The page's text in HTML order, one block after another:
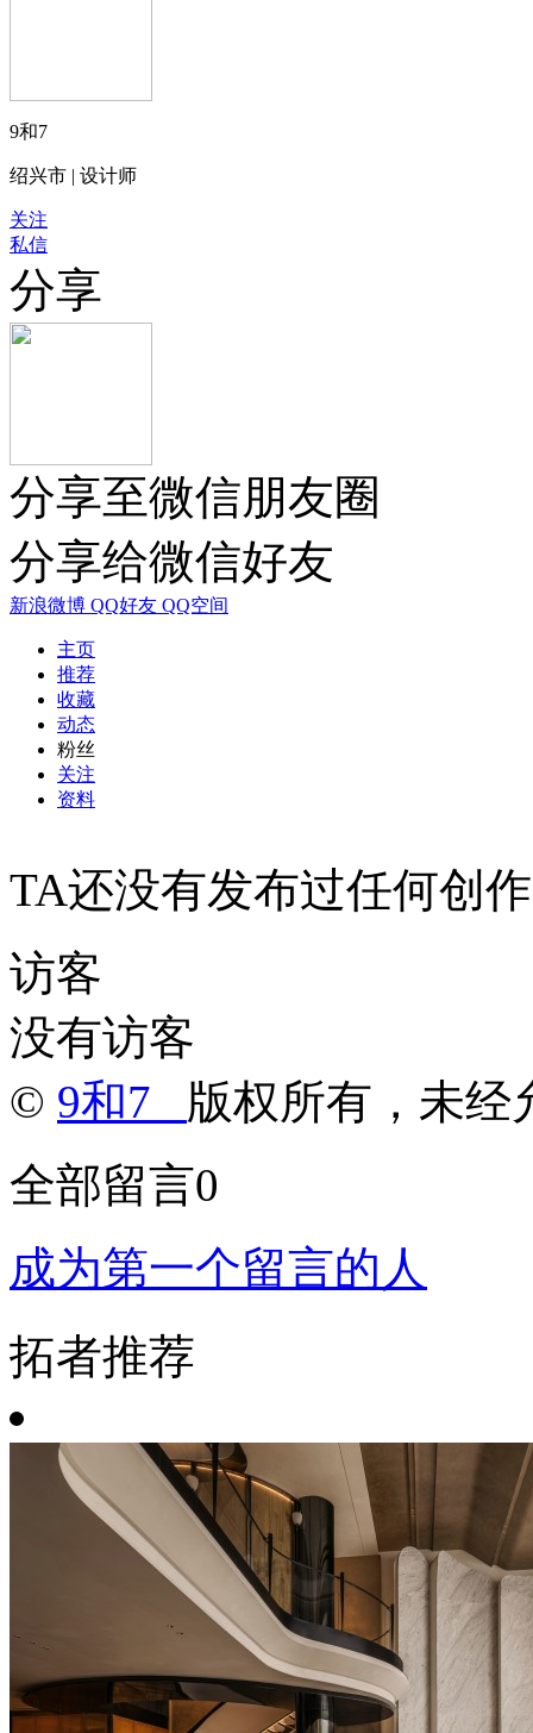
9和7
绍兴市 | 设计师
关注
私信
分享
分享至微信朋友圈
分享给微信好友
新浪微博 QQ好友 QQ空间
主页
推荐
收藏
动态
粉丝
关注
资料
TA还没有发布过任何创作
访客
没有访客
© 9和7 版权所有，未经
全部留言0
成为第一个留言的人
拓者推荐